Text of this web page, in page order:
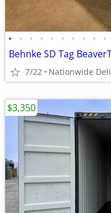
• • • • • • • • • •
Behnke SD Tag
7/22 Nationwide
$3,350